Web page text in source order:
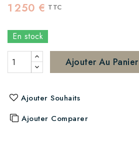
1 250 € TTC
En stock
Ajouter Au Panier
Ajouter Souhaits
Ajouter Comparer